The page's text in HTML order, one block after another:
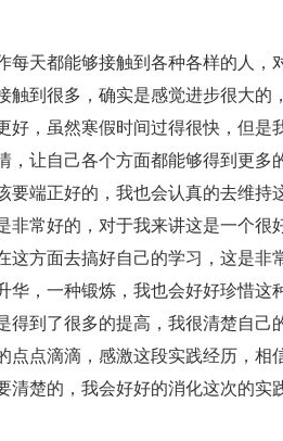
每天都能够接触到各种各样的人，
触到很多，确实是感觉进步很大的
，虽然寒假时间过得很快，但是
，让自己各个方面都能够得到更多
要端正好的，我也会认真的去维持
非常好的，对于我来讲这是一个很
这方面去搞好自己的学习，这是非
华，一种锻炼，我也会好好珍惜这
得到了很多的提高，我很清楚自己
点点滴滴，感激这段实践经历，相
楚的，我会好好的消化这次的实